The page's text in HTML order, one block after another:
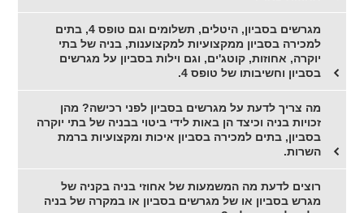
מגרשים בסביון, היטלים, תשלומים וגם טופס 4, בתים
למכירה בסביון ממקצועיות למקצוענות, בניה של בתי
יוקרה, אחוזות, קוטג'ים, וגם וילות בסביון על מגרשים
בסביון וחשיבותו של טופס 4.
מה צריך לדעת על מגרשים בסביון לפני רכישה? מהן
זכויות בניה וכיצד הן באות לידי ביטוי בבניה של בתי יוקרה
בסביון, בתים למכירה בסביון איכות ומקצועיות ברמת
השרות.
רוצים לדעת מה המשמעות של אחוזי בניה בקניה של
מגרש בסביון או של מגרשים בסביון או במקרה של בניה